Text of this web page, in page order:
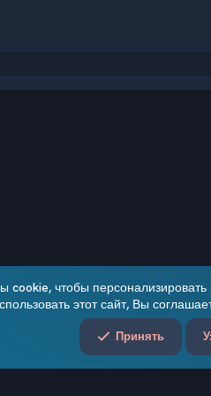
чтобы
этот сайт, Вы
Принять